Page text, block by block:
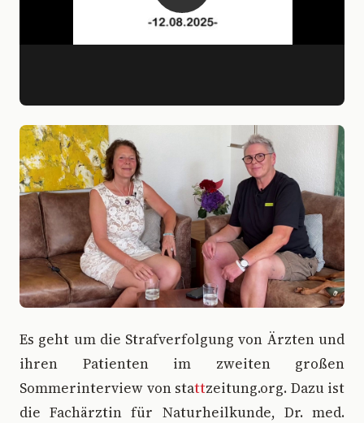
Es geht um die Strafverfolgung von Ärzten und
ihren Patienten im zweiten großen
Sommerinterview von stattzeitung.org. Dazu ist
die Fachärztin für Naturheilkunde, Dr. med.